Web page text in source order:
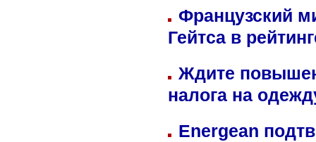
Французский
Гейтса в
Ждите
налога на
Energean